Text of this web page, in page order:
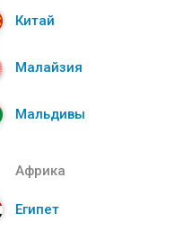
Китай
Малайзия
Мальдивы
Африка
Египет